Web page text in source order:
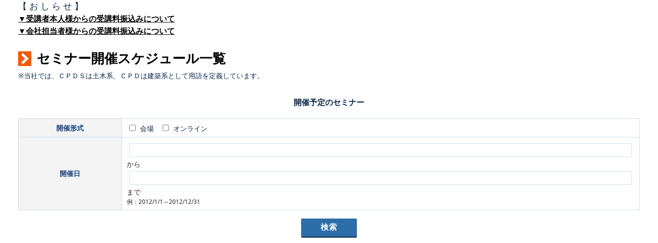
【 お し ら せ 】
▼受講者本人様からの受講料振込みについて
▼会社担当者様からの受講料振込みについて
セミナー開催スケジュール一覧
※当社では、ＣＰＤＳは土木系、ＣＰＤは建築系として用語を定義しています。
開催予定のセミナー
開催形式 会場 オンライン
開催日
から
まで
例：2012/1/1～2012/12/31